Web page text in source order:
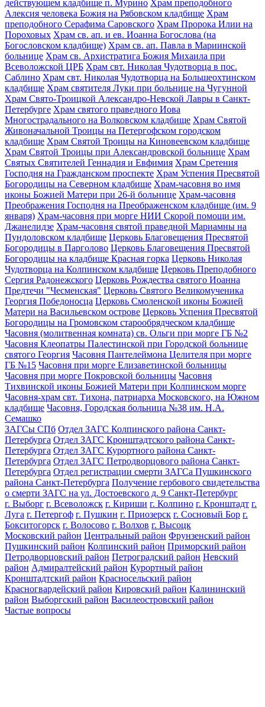
действующем кладбище п. Мурино Храм преподобного
Алексия человека Божия на Рябовском кладбище Храм
преподобного Серафима Саровского Храм Пророка Илии на
Пороховых Храм св. ап. и ев. Иоанна Богослова (на
Богословском кладбище) Храм св. ап. Павла в Мариинской
больнице Храм св. Архистратига Божия Михаила при
Всеволожской ЦРБ Храм свт. Николая Чудотворца в пос.
Саблино Храм свт. Николая Чудотворца на Большеохтинском
кладбище Храм святителя Луки при больнице на Чугунной
Храм Свято-Троицкой Александро-Невской Лавры в Санкт-
Петербурге Храм святого праведного Иова
Многострадального на Волковском кладбище Храм Святой
Живоначальной Троицы на Петергофском городском
кладбище Храм Святой Троицы на Киновеевском кладбище
Храм Святой Троицы при Александровской больнице Храм
Святых Святителей Геннадия и Евфимия Храм Сретения
Господня на Гражданском проспекте Храм Успения Пресвятой
Богородицы на Северном кладбище Храм-часовня во имя
иконы Божией Матери при 26-й больнице Храм-часовня
Преображения Господня на Преображенском кладбище (им. 9
января) Храм-часовня при морге НИИ Скорой помощи им.
Джанелидзе Храм-часовня святой праведной Мариамны на
Пундоловском кладбище Церковь Благовещения Пресвятой
Богородицы в Парголово Церковь Благовещения Пресвятой
Богородицы на кладбище Красная горка Церковь Николая
Чудотворца на Колпинском кладбище Церковь Преподобного
Сергия Радонежского Церковь Рождества святого Иоанна
Предтечи "Чесменская" Церковь Святого Великомученика
Георгия Победоносца Церковь Смоленской иконы Божией
Матери на Васильевском острове Церковь Успения Пресвятой
Богородицы на Громовском старообрядческом кладбище
Часовня (молитвенная комната) св. Ольги при морге ГБ №2
Часовня Клеопатры Палестинской при Городской больнице
святого Георгия Часовня Пантелеймона Целителя при морге
ГБ №15 Часовня при морге Елизаветинской больницы
Часовня при морге Покровской больницы Часовня
Тихвинской иконы Божией Матери при Колпинском морге
Часовня-храм свт. Тихона, патриарха Московского, на Южном
кладбище Часовня, Городская больница №38 им. Н.А.
Семашко
ЗАГСы СПб Отдел ЗАГС Колпинского района Санкт-
Петербурга Отдел ЗАГС Кронштадтского района Санкт-
Петербурга Отдел ЗАГС Курортного района Санкт-
Петербурга Отдел ЗАГС Петродворцового района Санкт-
Петербурга Отдел регистрации смерти ЗАГСа Пушкинского
района Санкт-Петербурга Получение гербового свидетельства
о смерти ЗАГС на ул. Достоевского д. 9 Санкт-Петербург
г. Выборг г. Всеволожск г. Кириши г. Колпино г. Кронштадт г.
Луга г. Петергоф г. Пушкин г. Приозерск г. Сосновый Бор г.
Бокситогорск г. Волосово г. Волхов г. Высоцк
Московский район Центральный район Фрунзенский район
Пушкинский район Колпинский район Приморский район
Петродворцовский район Петроградский район Невский
район Адмиралтейский район Курортный район
Кронштадтский район Красносельский район
Красногвардейский район Кировский район Калининский
район Выборгский район Василеостровский район
Частые вопросы